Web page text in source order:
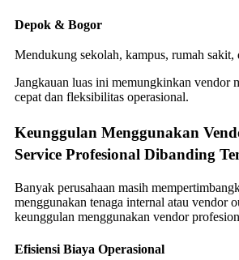
Depok & Bogor
Mendukung sekolah, kampus, rumah sakit,
Jangkauan luas ini memungkinkan vendor
cepat dan fleksibilitas operasional.
Keunggulan Menggunakan
Service Profesional Dibanding
Banyak perusahaan masih
menggunakan tenaga internal atau vendor
keunggulan menggunakan vendor
Efisiensi Biaya Operasional